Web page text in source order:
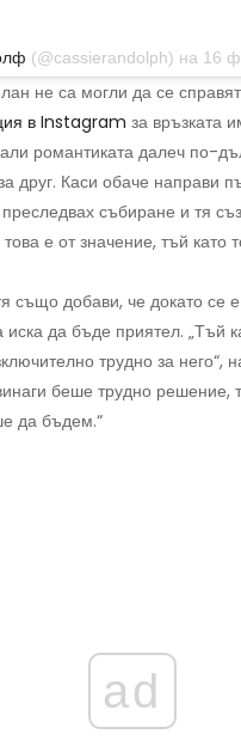
(@cassierandolph) на 16 февруари 2014 г. в
не са могли да се
в Instagram за връзката
романтиката далеч по-
друг. Каси обаче направи
събиране и тя
е от значение, тъй като
също добави, че докато се
да бъде приятел. „Тъй
трудно за него“,
беше трудно решение,
да бъдем.“
ad